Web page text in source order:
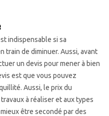
indispensable si sa
train de diminuer. Aussi, avant
un devis pour mener à bien
est que vous pouvez
Aussi, le prix du
à réaliser et aux types
être secondé par des